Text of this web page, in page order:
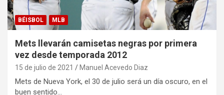
BÉISBOL MLB
Mets llevarán camisetas negras por primera
vez desde temporada 2012
15 de julio de 2021 Manuel Acevedo Diaz
Mets de Nueva York, el 30 de julio será un día oscuro, en el
buen sentido…